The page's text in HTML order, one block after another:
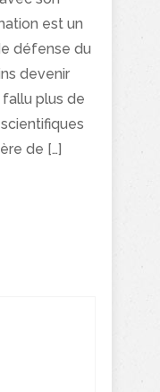
est un
défense du
devenir
fallu plus de
de […]